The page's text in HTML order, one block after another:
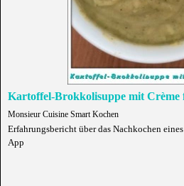
Kartoffel-Brokkolisuppe mit Crème
Monsieur Cuisine Smart Kochen
Erfahrungsbericht über das Nachkochen
App